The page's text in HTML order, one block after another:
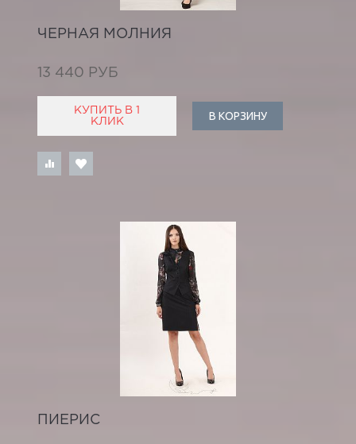
ЧЕРНАЯ МОЛНИЯ
13 440 РУБ
КУПИТЬ В 1
КЛИК
В КОРЗИНУ
ПИЕРИС